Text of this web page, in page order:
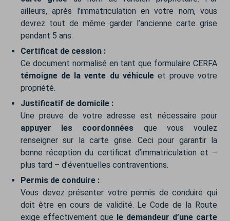
ailleurs, après l’immatriculation en votre nom, vous
devrez tout de même garder l’ancienne carte grise
pendant 5 ans.
Certificat de cession :
Ce document normalisé en tant que formulaire CERFA
témoigne de la vente du véhiculeet prouve votre
propriété.
Justificatif de domicile :
Une preuve de votre adresse est nécessaire pour
appuyer les coordonnées que vous voulez
renseigner sur la carte grise. Ceci pour garantir la
bonne réception du certificat d’immatriculation et –
plus tard – d’éventuelles contraventions.
Permis de conduire :
Vous devez présenter votre permis de conduire qui
doit être en cours de validité. Le Code de la Route
exige effectivement que le demandeur d’une carte